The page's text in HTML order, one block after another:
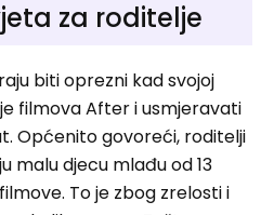
za roditelje
biti oprezni kad svojoj
filmova After i usmjeravati
Općenito govoreći, roditelji
malu djecu mlađu od 13
To je zbog zrelosti i